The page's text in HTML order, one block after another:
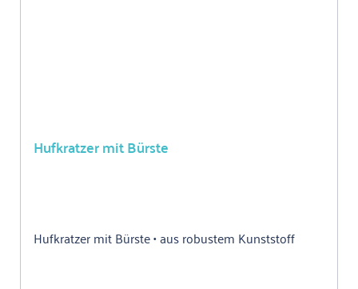
Hufkratzer mit Bürste
Hufkratzer mit Bürste • aus robustem Kunststoff